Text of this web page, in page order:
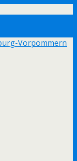
Vorpommern